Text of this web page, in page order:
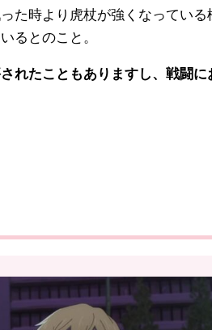
た時より虎杖が強くなっている
るとのこと。
れたこともありますし、戦闘に